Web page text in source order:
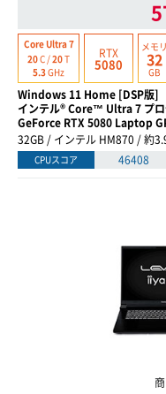
Core Ultra 7
20C /20T
5.3GHz
RTX
5080
メモリ
32
GB
Windows 11 Home [DSP版]
インテル® Core™ Ultra 7 プ
GeForce RTX 5080 Laptop
32GB / インテル HM870 / 約
CPUスコア 46408